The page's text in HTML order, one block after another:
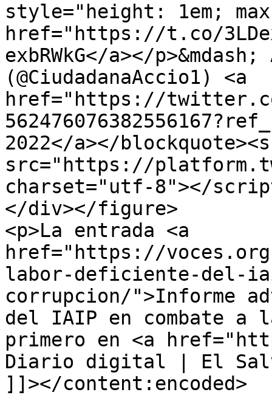
style="height: 1em;
href="https://t.co/
exbRWkG</a></
(@CiudadanaAccio1) <a
href="https://
2022</a></
src="https://
charset="utf-8"></
</div></figure>
<p>La entrada <a
href="https://
labor-deficiente-del-
corrupcion/">Informe
del IAIP en combate a
primero en <a
Diario digital | El
]]></content:encoded>